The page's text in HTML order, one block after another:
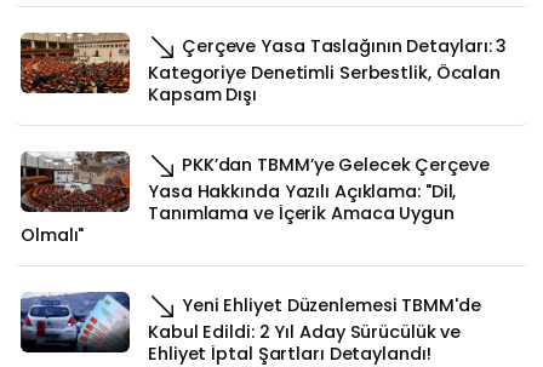
Çerçeve Yasa Taslağının Detayları: 3
Kategoriye Denetimli Serbestlik, Öcalan
Kapsam Dışı
PKK’dan TBMM’ye Gelecek Çerçeve
Yasa Hakkında Yazılı Açıklama: "Dil,
Tanımlama ve İçerik Amaca Uygun
Olmalı"
Yeni Ehliyet Düzenlemesi TBMM'de
Kabul Edildi: 2 Yıl Aday Sürücülük ve
Ehliyet İptal Şartları Detaylandı!